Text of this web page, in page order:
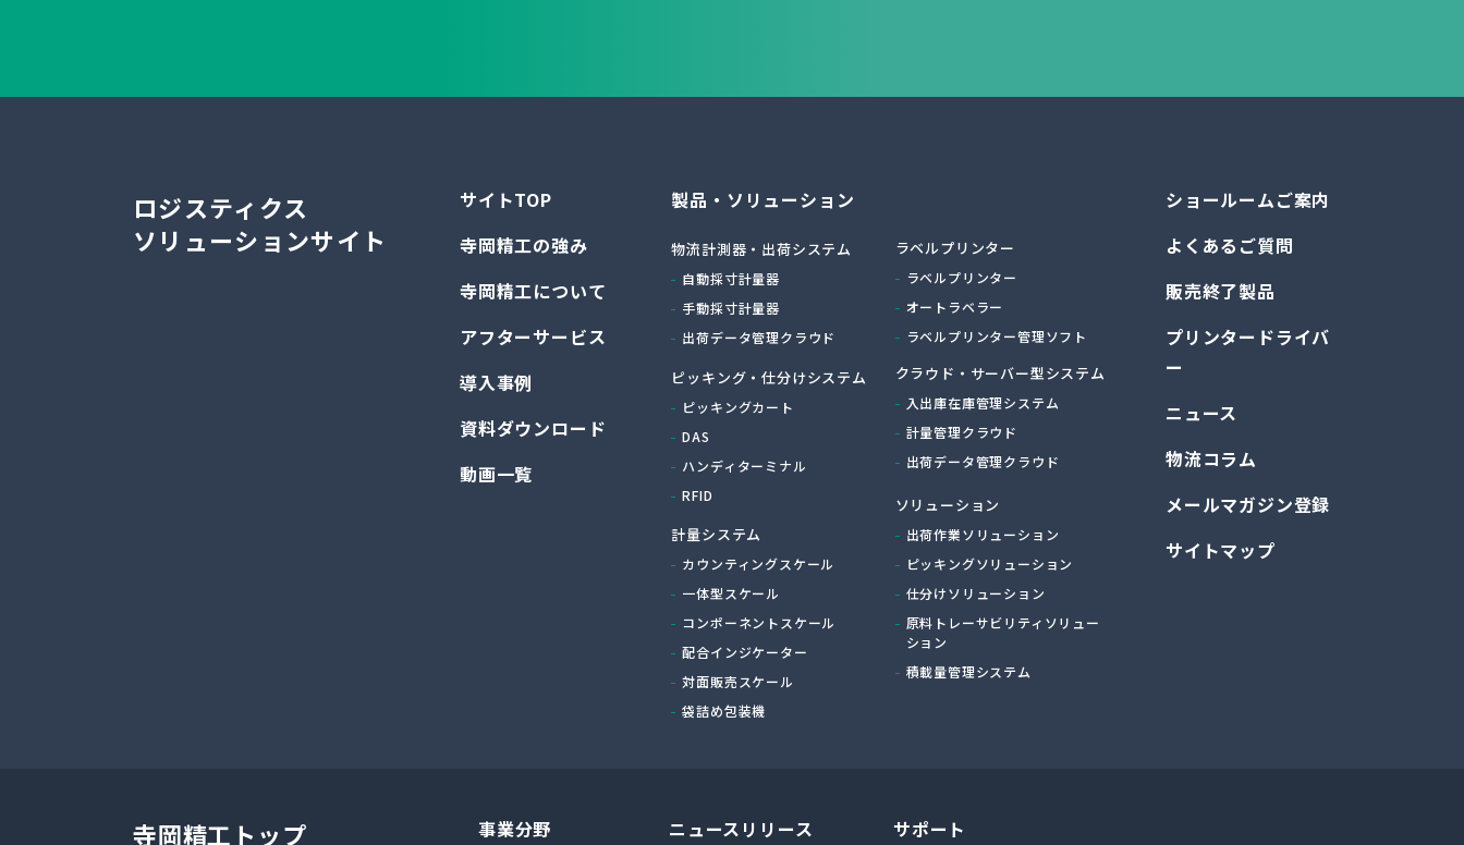
ロジスティクス
ソリューションサイト
サイトTOP
寺岡精工の強み
寺岡精工について
アフターサービス
導入事例
資料ダウンロード
動画一覧
製品・ソリューション
物流計測器・出荷システム
自動採寸計量器
手動採寸計量器
出荷データ管理クラウド
ピッキング・仕分けシステム
ピッキングカート
DAS
ハンディターミナル
RFID
計量システム
カウンティングスケール
一体型スケール
コンポーネントスケール
配合インジケーター
対面販売スケール
袋詰め包装機
ラベルプリンター
ラベルプリンター
オートラベラー
ラベルプリンター管理ソフト
クラウド・サーバー型システム
入出庫在庫管理システム
計量管理クラウド
出荷データ管理クラウド
ソリューション
出荷作業ソリューション
ピッキングソリューション
仕分けソリューション
原料トレーサビリティソリュー
ション
積載量管理システム
ショールームご案内
よくあるご質問
販売終了製品
プリンタードライバ
ー
ニュース
物流コラム
メールマガジン登録
サイトマップ
寺岡精工トップ 事業分野 ニュースリリース サポート